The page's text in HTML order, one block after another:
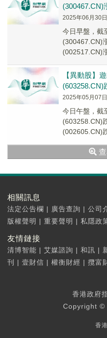
(300467.CN)
2025年06月30
今日早盤，截
(300467.CN)
(002517.CN)
【異動股】
(603258.CN)
2025年05月07
今日午盤，截
(603258.CN)
(002605.CN)
相關訊息
法定公告欄 | 廣告查詢 | 公司
版權聲明 | 重要聲明 | 私隱政
友情鏈接
清博智能 | 艾媒諮詢 | 和訊 |
刊
| 壹財信 | 權衡財經 | 攬富
香港政府
Copyright ©
香